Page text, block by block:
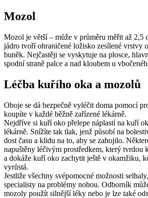
Mozol
Mozol je větší – může v průměru měřit až 2,5
jádro tvoří ohraničené ložisko zesílené vrstvy
buněk. Nejčastěji se vyskytuje na plosce,
spodní straně palce a nad kloubem u
Léčba kuřího oka a mozolů
Oboje se dá bezpečně vyléčit doma pomocí
koupíte v každé běžně zařízené lékárně.
Nejdříve si kuří oko přelepe náplastí na kuří
lékárně. Snížíte tak tlak, jenž působí na
dost času a klidu na to, aby se zahojilo.
napuštěny léčivým prostředkem, který tvrdou
a dokáže kuří oko zachytit ještě v okamžiku,
vyrůstá.
Jestliže všechny svépomocné možnosti
specialisty na problémy nohou. Odborník
mozoly použít silnější léky nebo je lze také